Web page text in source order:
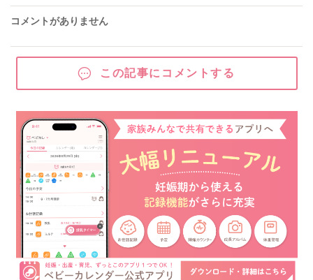
コメントがありません
この記事にコメントする